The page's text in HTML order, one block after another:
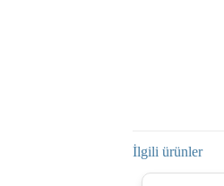
İlgili ürünler